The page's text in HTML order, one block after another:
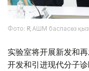
Фото: ҚР АШМ баспасөз
实验室将开展新发和
开发和引进现代分子